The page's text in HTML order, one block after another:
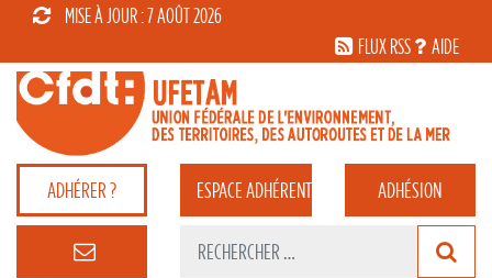
MISE À JOUR : 7 AOÛT 2026
FLUX RSS
AIDE
ADHÉRER ? ESPACEADHÉRENT ADHÉSION